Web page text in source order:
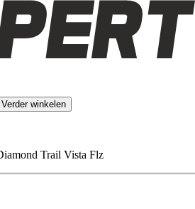
Verder winkelen
Trail Vista Flz